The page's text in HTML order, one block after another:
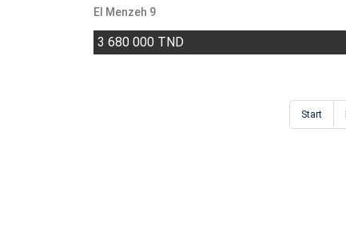
El Menzeh 9
3 680 000 TND
Start